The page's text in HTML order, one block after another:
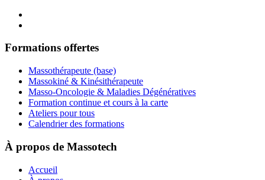
Formations offertes
Massothérapeute (base)
Massokiné & Kinésithérapeute
Masso-Oncologie & Maladies Dégénératives
Formation continue et cours à la carte
Ateliers pour tous
Calendrier des formations
À propos de Massotech
Accueil